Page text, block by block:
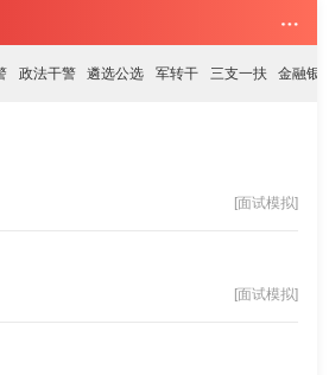
政法干警 遴选公选 军转干 三支一扶 金融银行
[面试模拟]
[面试模拟]